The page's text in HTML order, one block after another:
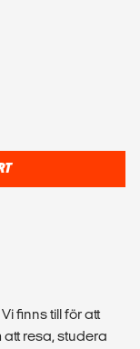
finns till för att
resa, studera